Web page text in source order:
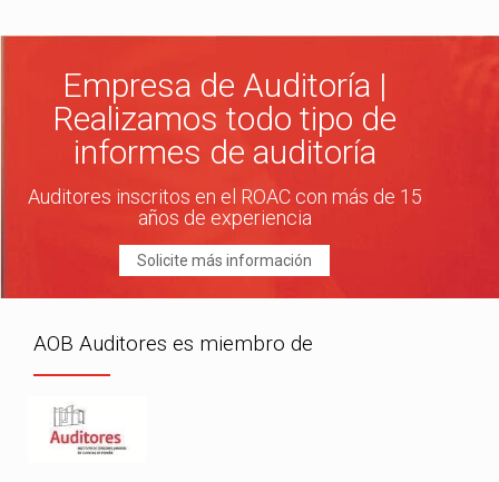
Empresa de Auditoría |
Realizamos todo tipo de
informes de auditoría
Auditores inscritos en el ROAC con más de 15
años de experiencia
Solicite más información
AOB Auditores es miembro de